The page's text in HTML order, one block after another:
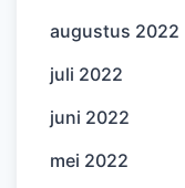
augustus 2022
juli 2022
juni 2022
mei 2022